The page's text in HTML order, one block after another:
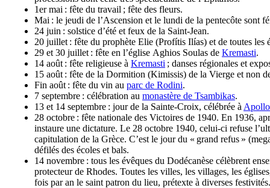
1er mai : fête du travail ; fête des fleurs.
Mai : le jeudi de l’Ascension et le lundi de la pentecôte sont
24 juin : solstice d’été et feux de la Saint-Jean.
20 juillet : fête du prophète Elie (Profítis Ilías) et de toutes les
29 et 30 juillet : fête en l’église Aghios Soulas de Kremasti.
14 août : fête religieuse à Kremasti ; danses régionales et
15 août : fête de la Dormition (Kimissis) de la Vierge et non
Fin août : fête du vin au parc de Rodini.
7 septembre : célébration au monastère de Tsambikas.
13 et 14 septembre : jour de la Sainte-Croix, célébrée à
28 octobre : fête nationale des Victoires de 1940. En 1936,
instaure une dictature. Le 28 octobre 1940, celui-ci refuse
capitulation de la Grèce. C’est le jour du « grand refus » (
défilés des écoles et bals.
14 novembre : tous les évêques du Dodécanèse célèbrent
protecteur de Rhodes. Toutes les villes, les villages, les
fois par an le saint patron du lieu, prétexte à diverses festivités.